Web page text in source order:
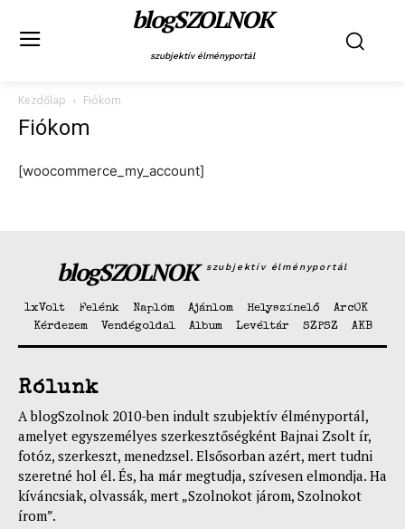
blogSZOLNOK
szubjektív élményportál
blogSZOLNOK
szubjektív élményportál
Kezdőlap Fiókom
Fiókom
[woocommerce_my_account]
blogSZOLNOK szubjektív élményportál
1xVolt Felénk Naplóm Ajánlom Helyszínelő
ArcOK
Kérdezem
Vendégoldal Album Levéltár SZPSZ AKB
Rólunk
A blogSzolnok 2010-ben indult szubjektív élményportál,
amelyet egyszemélyes szerkesztőségként Bajnai Zsolt ír,
fotóz, szerkeszt, menedzsel. Elsősorban azért, mert tudni
szeretné hol él. És, ha már megtudja, szívesen elmondja. Ha
kíváncsiak, olvassák, mert „Szolnokot járom, Szolnokot
írom”.